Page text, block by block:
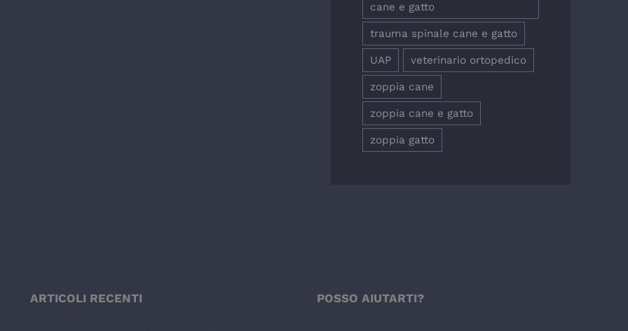
cane e gatto
trauma spinale cane e gatto
UAP veterinario ortopedico
zoppia cane
zoppia cane e gatto
zoppia gatto
ARTICOLI RECENTI POSSO AIUTARTI?